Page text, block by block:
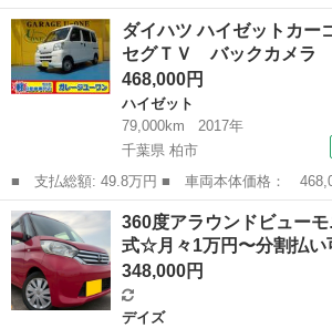
大人気☆ホンダ N-BOXカスタム G・Lパッケー
ッチ付き☆SDナビ付き☆走行中DVD見れます
スライドドア☆...
香川 観音寺市 走行距離
ダイハツ ハイゼットカ
セグＴＶ バックカメ
468,000円
ハイゼット
79,000km
2017年
千葉県 柏市
■ 支払総額: 49.8万円 ■ 車両本体価格： 468,000 円 ■ メーカー
名： ダイハツ ■ 車種名： ハイゼットカー
ＤＸ ナビ ワンセグＴＶ バックカメラ キ
ワーステアリ...
千葉 柏市 ハイゼット
360度アラウンドビュー
式☆月々1万円〜分割払い
348,000円
デイズ